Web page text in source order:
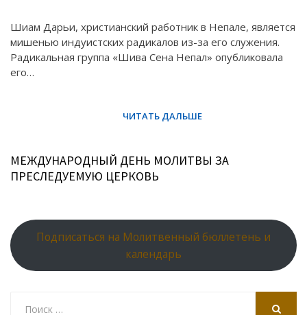
Шиам Дарьи, христианский работник в Непале, является
мишенью индуистских радикалов из-за его служения.
Радикальная группа «Шива Сена Непал» опубликовала
его…
МЕЖДУНАРОДНЫЙ ДЕНЬ МОЛИТВЫ ЗА
ПРЕСЛЕДУЕМУЮ ЦЕРКОВЬ
Подписаться на Молитвенный бюллетень и
календарь